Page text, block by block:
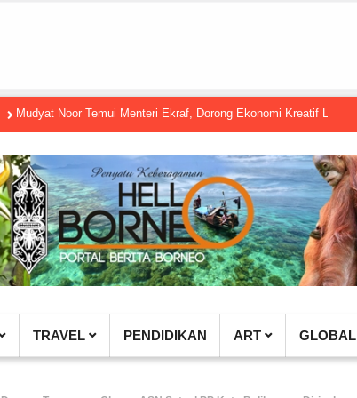
Temui Menteri Ekraf, Dorong Ekonomi Kreatif Lokal Naik Kelas
TRAVEL PENDIDIKAN ART GLOBAL